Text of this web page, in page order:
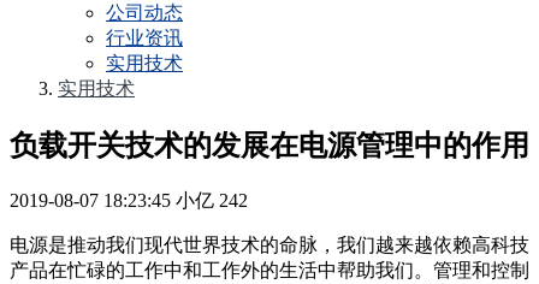
公司动态
行业资讯
实用技术
实用技术
负载开关技术的发展在电源管理中的作用
2019-08-07 18:23:45 小亿 242
电源是推动我们现代世界技术的命脉，我们越来越依赖高科技
产品在忙碌的工作中和工作外的生活中帮助我们。管理和控制